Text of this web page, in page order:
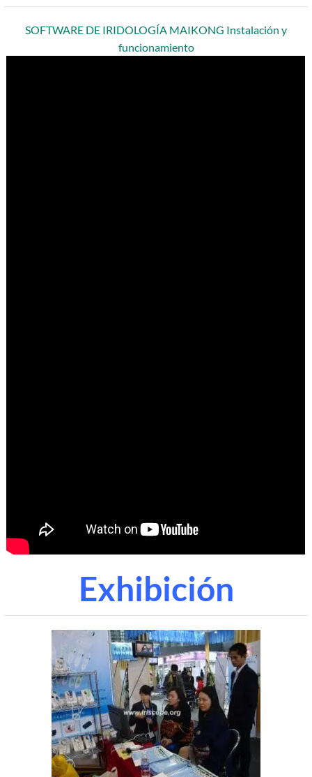
SOFTWARE DE IRIDOLOGÍA MAIKONG Instalación y
funcionamiento
Exhibición